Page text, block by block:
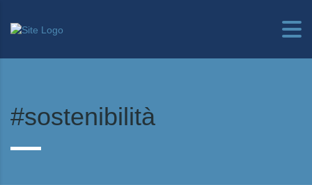
#sostenibilità